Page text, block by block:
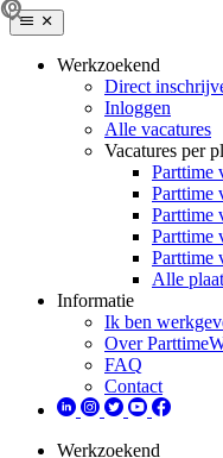
Werkzoekend
Direct
Inloggen
Alle vacatures
Vacatures per
Parttime
Parttime
Parttime
Parttime
Parttime
Alle
Informatie
Ik ben
Over
FAQ
Contact
Werkzoekend